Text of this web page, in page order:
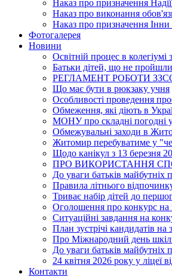
Наказ про призначення
Наказ про виконання
Наказ про призначення
Фотогалерея
Новини
Освітній процес в колегіумі
Батьки дітей, що не
РЕГЛАМЕНТ РОБОТИ
Що має бути в рюкзаку учня
Особливості проведення
Обмеження, які діють в
МОНУ про складні погодні
Обмежувальні заходи в
Житомир перебуватиме у
Щодо канікул з 13 березня
ПРО ВИКОРИСТАННЯ
До уваги батьків майбутніх
Правила літнього
Триває набір дітей до
Оголошення про конкурс на
Ситуаційні завдання на
План зустрічі кандидатів
Про Міжнародний день
До уваги батьків майбутніх
24 квітня 2026 року у ліцеї
Контакти